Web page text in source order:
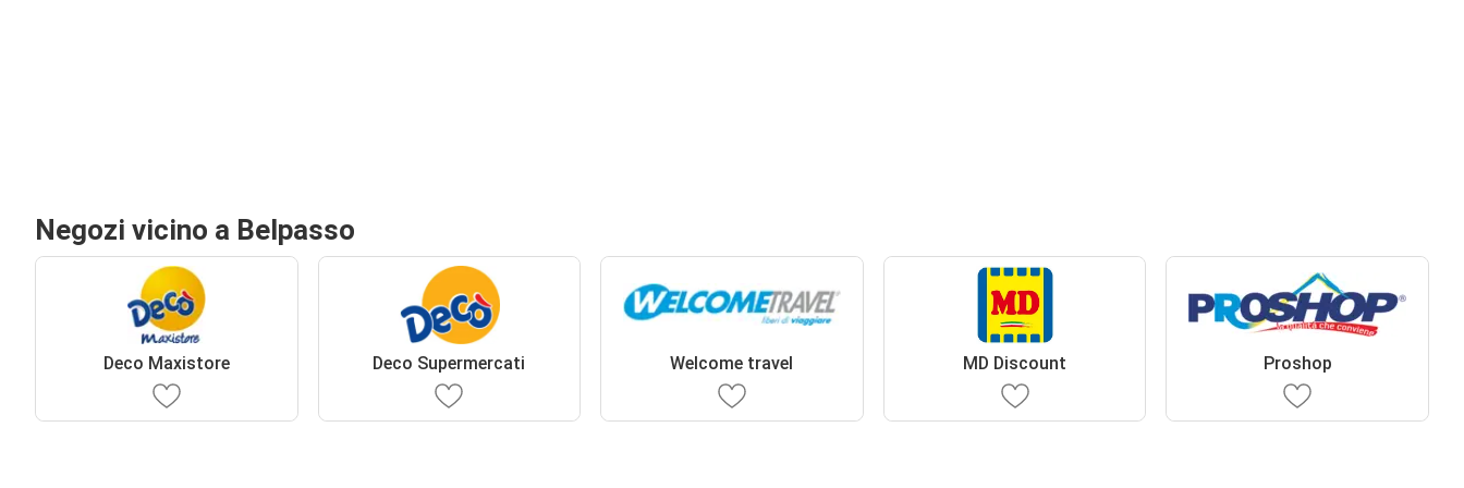
Negozi vicino a Belpasso
Deco Maxistore Deco Supermercati Welcome travel MD Discount Proshop